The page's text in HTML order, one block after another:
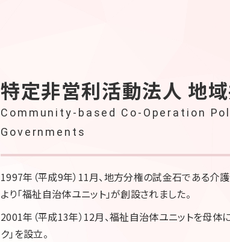
特定非営利活動法人 地
Community-based Co-Operation
Governments
1997年（平成9年）11月、地方分権の試金石である
より「福祉自治体ユニット」が創設されました。
2001年（平成13年）12月、福祉自治体ユニットを母体
ク」を設立。